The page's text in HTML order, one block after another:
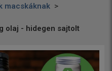
macskáknak
olaj - hidegen sajtolt